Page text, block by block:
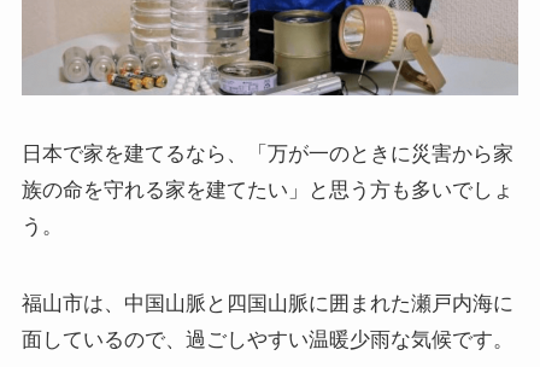
日本で家を建てるなら、「万が一のときに災害から家
族の命を守れる家を建てたい」と思う方も多いでしょ
う。
福山市は、中国山脈と四国山脈に囲まれた瀬戸内海に
面しているので、過ごしやすい温暖少雨な気候です。